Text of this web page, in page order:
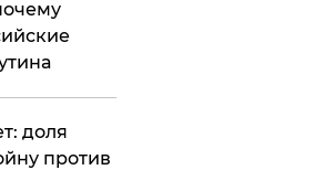
доля
против